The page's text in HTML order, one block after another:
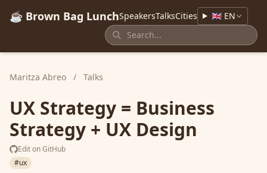
☕ Brown Bag LunchSpeakersTalksCities 🇬🇧 EN
Maritza Abreo / Talks
UX Strategy = Business
Strategy + UX Design
Edit on GitHub
#ux